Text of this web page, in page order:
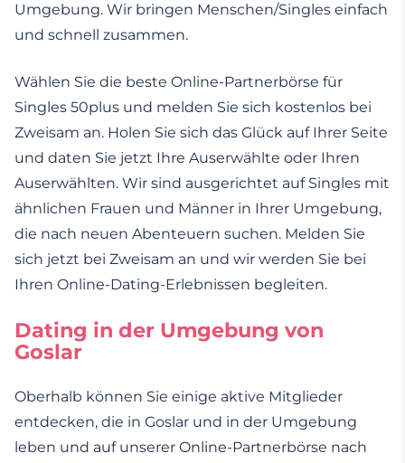
Umgebung. Wir bringen Menschen/Singles einfach
und schnell zusammen.
Wählen Sie die beste Online-Partnerbörse für
Singles 50plus und melden Sie sich kostenlos bei
Zweisam an. Holen Sie sich das Glück auf Ihrer Seite
und daten Sie jetzt Ihre Auserwählte oder Ihren
Auserwählten. Wir sind ausgerichtet auf Singles mit
ähnlichen Frauen und Männer in Ihrer Umgebung,
die nach neuen Abenteuern suchen. Melden Sie
sich jetzt bei Zweisam an und wir werden Sie bei
Ihren Online-Dating-Erlebnissen begleiten.
Dating in der Umgebung von
Goslar
Oberhalb können Sie einige aktive Mitglieder
entdecken, die in Goslar und in der Umgebung
leben und auf unserer Online-Partnerbörse nach